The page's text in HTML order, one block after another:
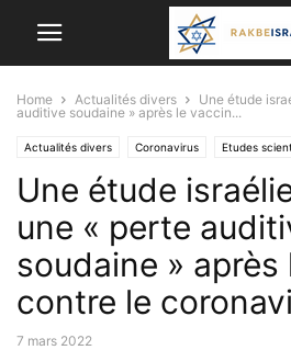
Home Actualités divers
Une étude
auditive soudaine » après le vaccin...
Actualités divers Coronavirus Etudes
Une étude
une « perte
soudaine » après
contre le
7 mars 2022